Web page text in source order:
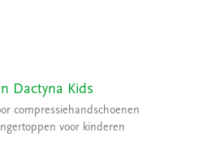
Dactyna Kids
compressiehandschoenen
voor kinderen